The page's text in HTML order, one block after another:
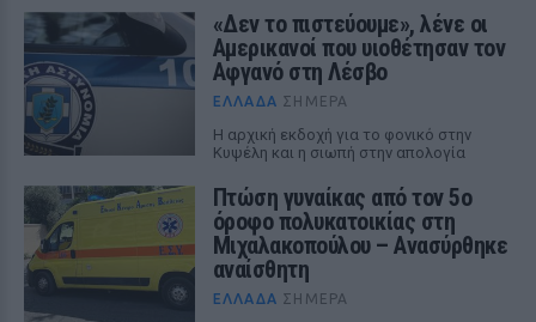
«Δεν το πιστεύουμε», λένε οι
Αμερικανοί που υιοθέτησαν τον
Αφγανό στη Λέσβο
ΕΛΛΆΔΑ ΣΉΜΕΡΑ
Η αρχική εκδοχή για το φονικό στην
Κυψέλη και η σιωπή στην απολογία
Πτώση γυναίκας από τον 5ο
όροφο πολυκατοικίας στη
Μιχαλακοπούλου – Ανασύρθηκε
αναίσθητη
ΕΛΛΆΔΑ ΣΉΜΕΡΑ